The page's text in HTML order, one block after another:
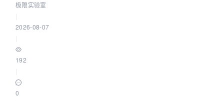
极限实验室
2026-08-07
192
0